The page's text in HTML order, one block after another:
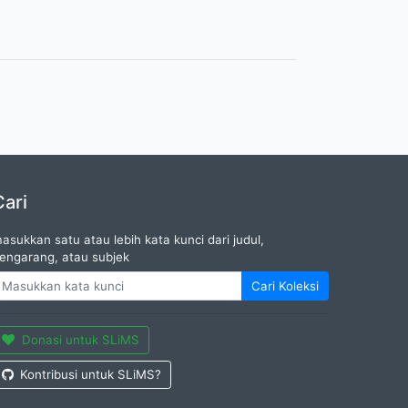
satu atau lebih kata kunci dari judul,
atau subjek
Cari Koleksi
Donasi untuk SLiMS
Kontribusi untuk SLiMS?